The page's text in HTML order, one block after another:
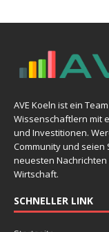
AVE Koeln ist ein
Wissenschaftlern mit
und Investitionen.
Community und seien
neuesten
Wirtschaft.
SCHNELLER LINK